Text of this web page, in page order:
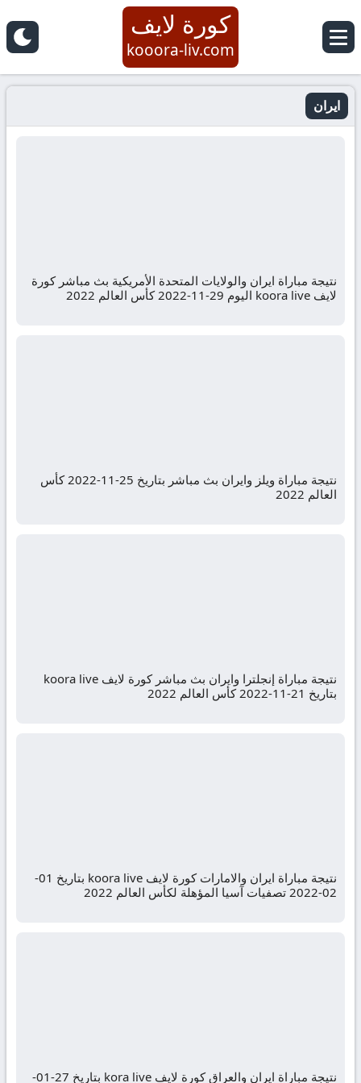
كورة لايف
kooora-liv.com
ايران
نتيجة مباراة ايران والولايات المتحدة الأمريكية بث مباشر كورة
لايف koora live اليوم 29-11-2022 كأس العالم 2022
نتيجة مباراة ويلز وايران بث مباشر بتاريخ 25-11-2022 كأس
العالم 2022
نتيجة مباراة إنجلترا وايران بث مباشر كورة لايف koora live
بتاريخ 21-11-2022 كأس العالم 2022
نتيجة مباراة ايران والامارات كورة لايف koora live بتاريخ 01-
02-2022 تصفيات آسيا المؤهلة لكأس العالم 2022
نتيجة مباراة ايران والعراق كورة لايف kora live بتاريخ 27-01-